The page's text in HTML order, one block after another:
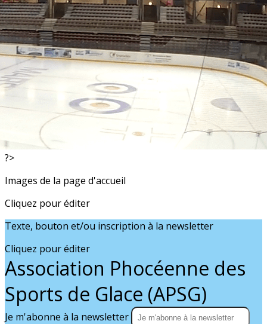
Exporter les lignes sélectionnées
Exporter toutes les colonnes
Exporter uniquement les colonnes affichées
Menu
<
Infos
Présentation
?>
Images de la page d'accueil
Cliquez pour éditer
Texte, bouton et/ou inscription à la newsletter
Cliquez pour éditer
Association Phocéenne des
Sports de Glace (APSG)
Je m'abonne à la newsletter